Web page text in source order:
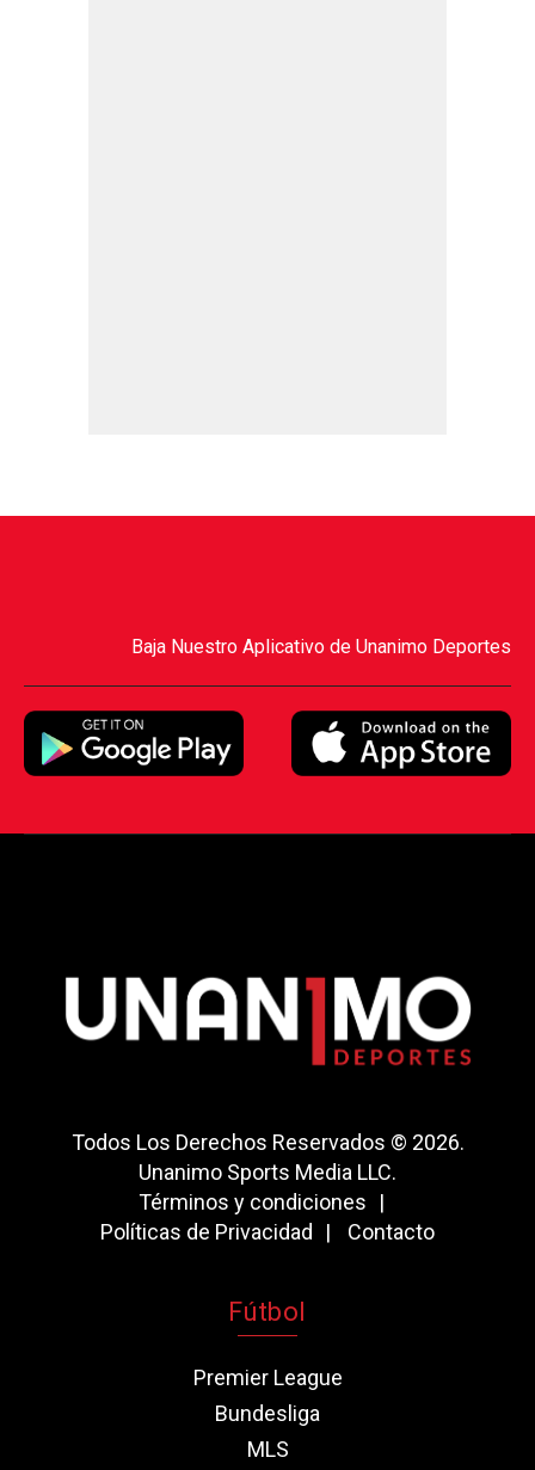
Baja Nuestro Aplicativo de Unanimo Deportes
Todos Los Derechos Reservados © 2026.
Unanimo Sports Media LLC.
Términos y condiciones
Políticas de Privacidad
Contacto
Fútbol
Premier League
Bundesliga
MLS